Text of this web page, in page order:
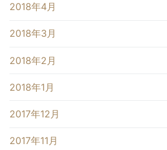
2018年4月
2018年3月
2018年2月
2018年1月
2017年12月
2017年11月